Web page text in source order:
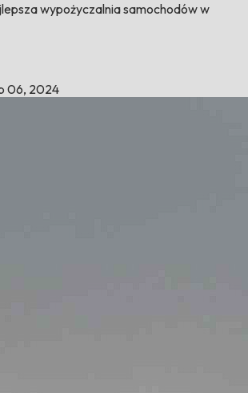
wypożyczalnia samochodów w
06, 2024